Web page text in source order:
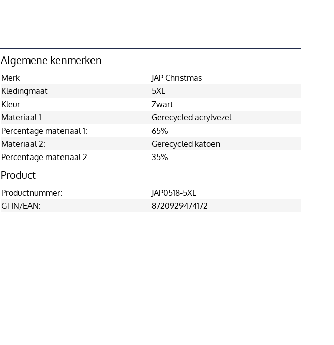
Algemene kenmerken
Merk
JAP Christmas
Kledingmaat
5XL
Kleur
Zwart
Materiaal 1:
Gerecycled acrylvezel
Percentage materiaal 1:
65%
Materiaal 2:
Gerecycled katoen
Percentage materiaal 2
35%
Product
Productnummer:
JAP0518-5XL
GTIN/EAN:
8720929474172